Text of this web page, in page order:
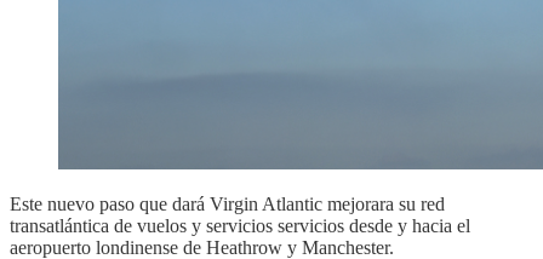
Este nuevo paso que dará Virgin Atlantic mejorara su red
transatlántica de vuelos y servicios servicios desde y hacia el
aeropuerto londinense de Heathrow y Manchester.